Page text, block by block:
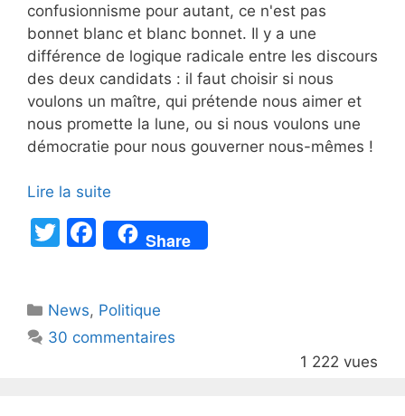
confusionnisme pour autant, ce n'est pas
bonnet blanc et blanc bonnet. Il y a une
différence de logique radicale entre les discours
des deux candidats : il faut choisir si nous
voulons un maître, qui prétende nous aimer et
nous promette la lune, ou si nous voulons une
démocratie pour nous gouverner nous-mêmes !
Lire la suite
T
er
F
a
e
b
Share
Catégories
News, Politique
30 commentaires
1 222 vues